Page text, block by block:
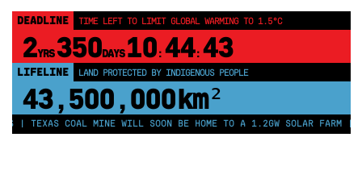
DEADLINE TIME LEFT TO LIMIT GLOBAL WARMING TO 1.5°C
2YRS 350DAYS 10: 44: 42
LIFELINE LAND PROTECTED BY INDIGENOUS PEOPLE
43,500,000km²
COAL MINE WILL SOON BE HOME TO A 1.2GW SOLAR FARM | CHINA